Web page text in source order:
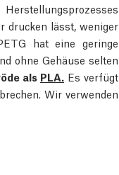
drucken lässt, weniger
hat eine geringe
ohne Gehäuse selten
als PLA. Es verfügt
Wir verwenden